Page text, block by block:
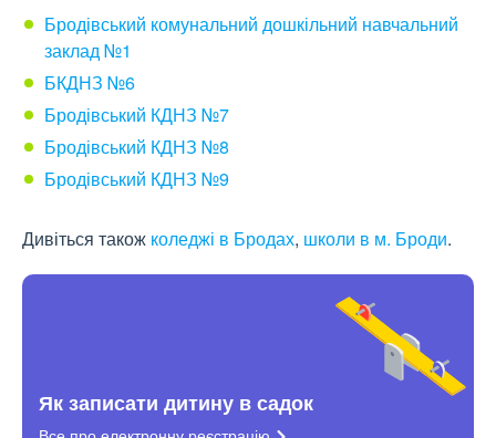
Бродівський комунальний дошкільний навчальний
заклад №1
БКДНЗ №6
Бродівський КДНЗ №7
Бродівський КДНЗ №8
Бродівський КДНЗ №9
Дивіться також коледжі в Бродах, школи в м. Броди.
Як записати дитину в садок